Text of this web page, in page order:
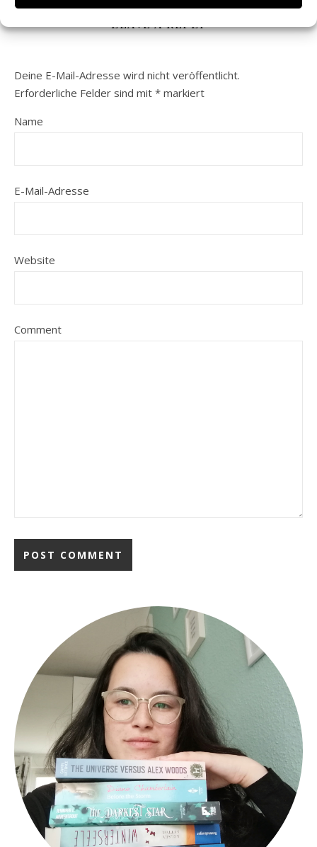
LEAVE A REPLY
Deine E-Mail-Adresse wird nicht veröffentlicht.
Erforderliche Felder sind mit * markiert
Name
E-Mail-Adresse
Website
Comment